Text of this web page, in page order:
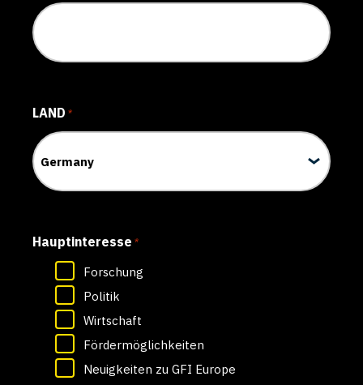
LAND *
Hauptinteresse *
Forschung
Politik
Wirtschaft
Fördermöglichkeiten
Neuigkeiten zu GFI Europe